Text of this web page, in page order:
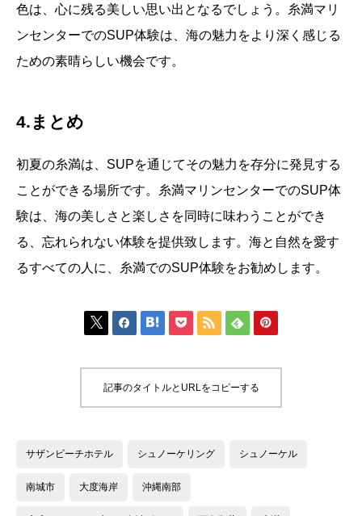
色は、心に残る美しい思い出となるでしょう。糸満マリ
ンセンターでのSUP体験は、海の魅力をより深く感じる
ための素晴らしい機会です。
4.まとめ
初夏の糸満は、SUPを通じてその魅力を存分に発見する
ことができる場所です。糸満マリンセンターでのSUP体
験は、海の美しさと楽しさを同時に味わうことができ
る、忘れられない体験を提供致します。海と自然を愛す
るすべての人に、糸満でのSUP体験をお勧めします。
      
記事のタイトルとURLをコピーする
サザンビーチホテル シュノーケリング シュノーケル
南城市 大度海岸 沖縄南部